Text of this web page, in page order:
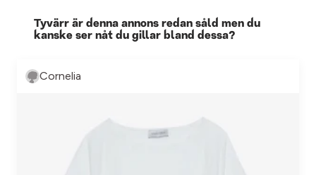
Tyvärr är denna annons redan såld men du
kanske ser nåt du gillar bland dessa?
Cornelia